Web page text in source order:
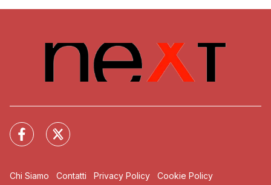
Chi Siamo Contatti Privacy Policy Cookie Policy